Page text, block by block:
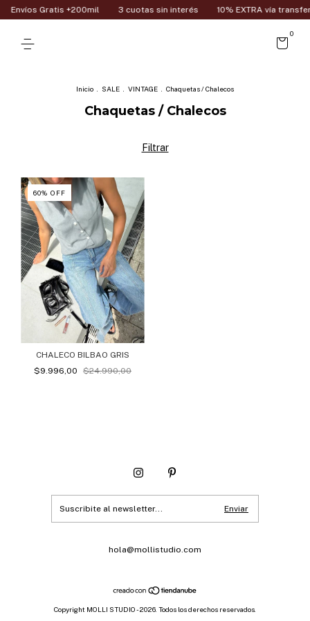
Envíos Gratis +200mil 3 cuotas sin interés 10% EXTRA vía
0
Inicio SALE VINTAGE Chaquetas / Chalecos
Chaquetas / Chalecos
Filtrar
60% OFF
CHALECO BILBAO GRIS
$9.996,00
$24.990,00
hola@mollistudio.com
Copyright MOLLI STUDIO - 2026. Todos los derechos reservados.